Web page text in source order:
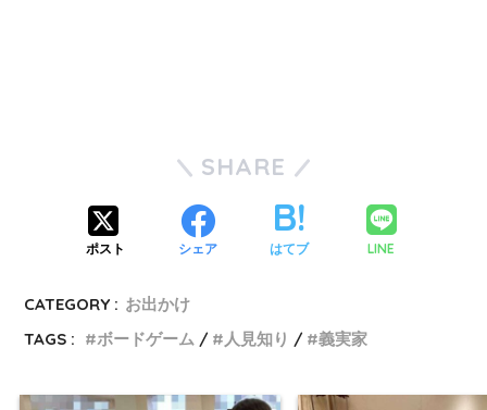
SHARE
ポスト シェア はてブ LINE
CATEGORY : お出かけ
TAGS :
ボードゲーム 人見知り 義実家